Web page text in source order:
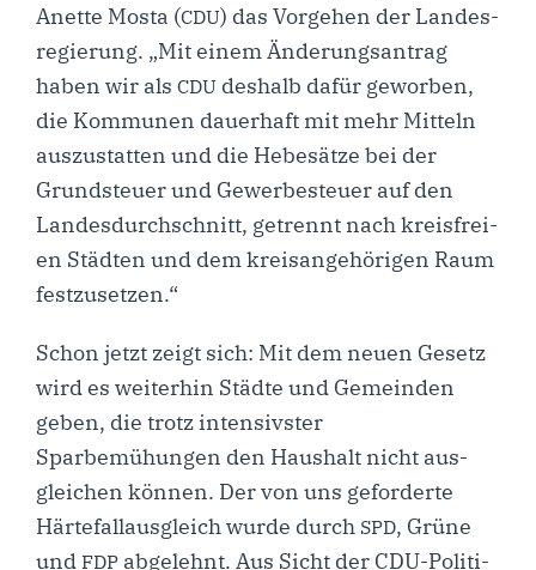
Anet­te Mos­ta (CDU) das Vor­ge­hen der Lan­des­
re­gie­rung. „Mit einem Ände­rungs­an­trag
haben wir als CDU des­halb dafür gewor­ben,
die Kom­mu­nen dau­er­haft mit mehr Mit­teln
aus­zu­stat­ten und die Hebe­sät­ze bei der
Grund­steu­er und Gewer­be­steu­er auf den
Lan­des­durch­schnitt, getrennt nach kreis­frei­
en Städ­ten und dem kreis­an­ge­hö­ri­gen Raum
festzusetzen.“
Schon jetzt zeigt sich: Mit dem neu­en Gesetz
wird es wei­ter­hin Städ­te und Gemein­den
geben, die trotz inten­sivs­ter
Sparbemühungen den Haus­halt nicht aus­
glei­chen kön­nen. Der von uns gefor­der­te
Här­te­fall­aus­gleich wur­de durch SPD, Grüne
undFDPabge­lehnt. Aus Sicht der CDU-Poli­­ti­